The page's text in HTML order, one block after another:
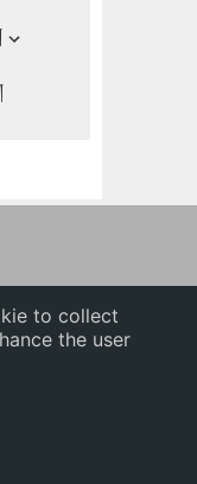
to collect
the user